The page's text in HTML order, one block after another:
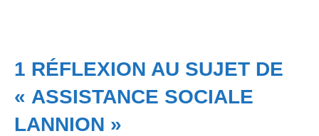
1 RÉFLEXION AU SUJET DE
« ASSISTANCE SOCIALE
LANNION »